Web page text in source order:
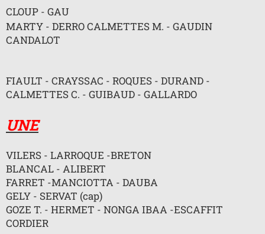
u
CLOUP - GAU
MARTY - DERRO CALMETTES M. - GAUDIN
CANDALOT
FIAULT - CRAYSSAC - ROQUES - DURAND -
CALMETTES C. - GUIBAUD - GALLARDO
UNE
VILERS - LARROQUE -BRETON
BLANCAL - ALIBERT
FARRET -MANCIOTTA - DAUBA
GELY - SERVAT (cap)
GOZE T. - HERMET - NONGA IBAA -ESCAFFIT
CORDIER